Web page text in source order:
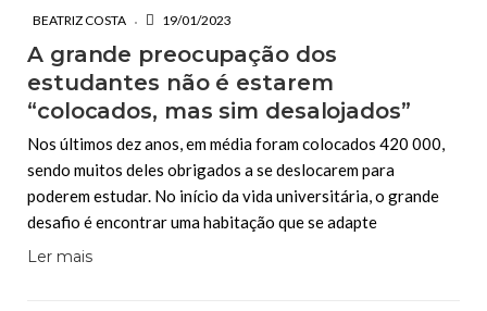
BEATRIZ COSTA 19/01/2023
A grande preocupação dos
estudantes não é estarem
“colocados, mas sim desalojados”
Nos últimos dez anos, em média foram colocados 420 000,
sendo muitos deles obrigados a se deslocarem para
poderem estudar. No início da vida universitária, o grande
desafio é encontrar uma habitação que se adapte
Ler mais